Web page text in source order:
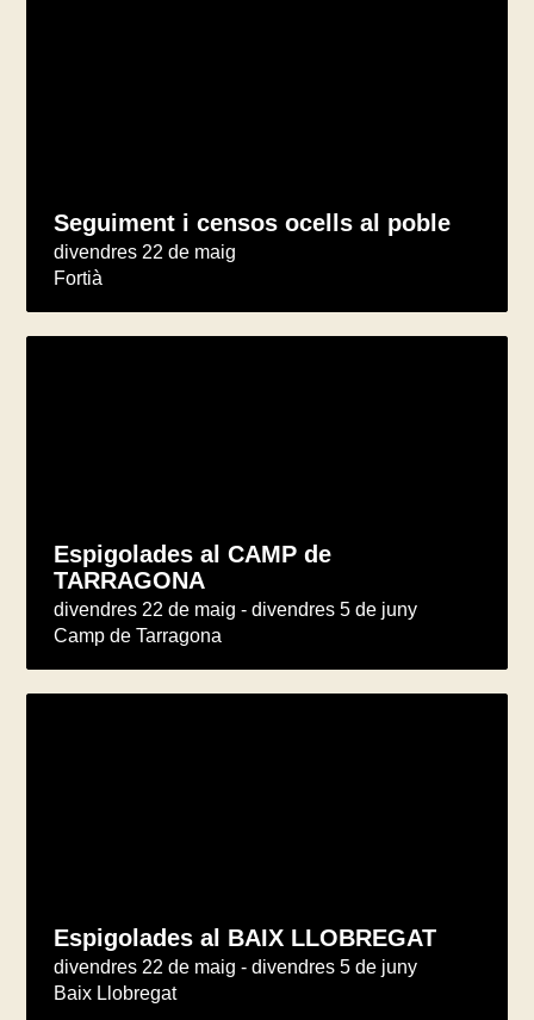
Seguiment i censos ocells al poble
divendres 22 de maig
Fortià
Espigolades al CAMP de
TARRAGONA
divendres 22 de maig - divendres 5 de juny
Camp de Tarragona
Espigolades al BAIX LLOBREGAT
divendres 22 de maig - divendres 5 de juny
Baix Llobregat